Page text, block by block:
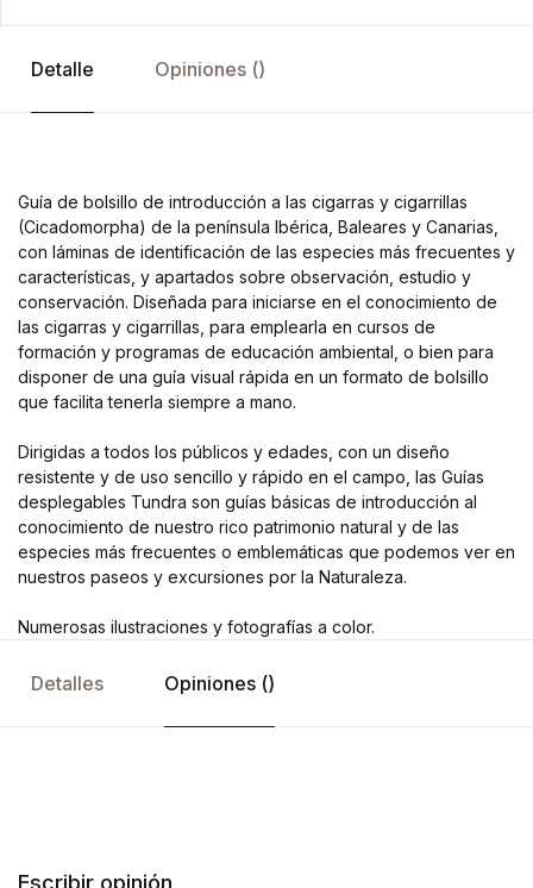
Detalle Opiniones ()
Guía de bolsillo de introducción a las cigarras y cigarrillas
(Cicadomorpha) de la península Ibérica, Baleares y Canarias,
con láminas de identificación de las especies más frecuentes y
características, y apartados sobre observación, estudio y
conservación. Diseñada para iniciarse en el conocimiento de
las cigarras y cigarrillas, para emplearla en cursos de
formación y programas de educación ambiental, o bien para
disponer de una guía visual rápida en un formato de bolsillo
que facilita tenerla siempre a mano.
Dirigidas a todos los públicos y edades, con un diseño
resistente y de uso sencillo y rápido en el campo, las Guías
desplegables Tundra son guías básicas de introducción al
conocimiento de nuestro rico patrimonio natural y de las
especies más frecuentes o emblemáticas que podemos ver en
nuestros paseos y excursiones por la Naturaleza.
Numerosas ilustraciones y fotografías a color.
Detalles Opiniones ()
Escribir opinión